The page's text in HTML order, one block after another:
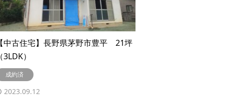
【中古住宅】長野県茅野市豊平 21坪
（3LDK）
成約済
2023.09.12